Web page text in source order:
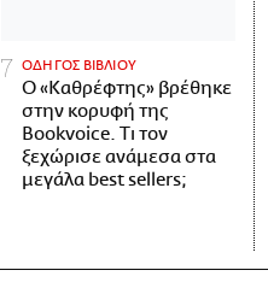
ΟΔΗΓΟΣ ΒΙΒΛΙΟΥ
Ο «Καθρέφτης» βρέθηκε
στην κορυφή της
Bookvoice. Τι τον
ξεχώρισε ανάμεσα στα
μεγάλα best sellers;